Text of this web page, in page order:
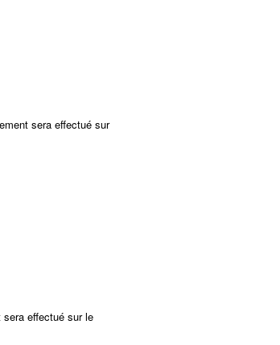
sera effectué sur
effectué sur le